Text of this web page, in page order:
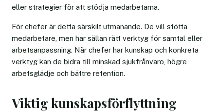
eller strategier för att stödja medarbetarna.
För chefer är detta särskilt utmanande. De vill stötta
medarbetare, men har sällan rätt verktyg för samtal eller
arbetsanpassning. När chefer har kunskap och konkreta
verktyg kan de bidra till minskad sjukfrånvaro, högre
arbetsglädje och bättre retention.
Viktig kunskapsförflyttning